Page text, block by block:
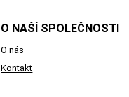
O NAŠÍ SPOLEČNOSTI
O nás
Kontakt